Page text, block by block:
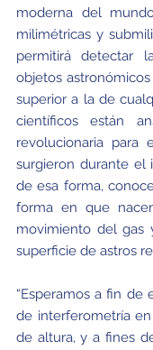
moderna del
milimétricas y
permitirá detectar
objetos
superior a la de
científicos están
revolucionaria para
surgieron durante el
de esa forma,
forma en que
movimiento del
superficie de astros
“Esperamos a fin de
de interferometría
de altura, y a fines